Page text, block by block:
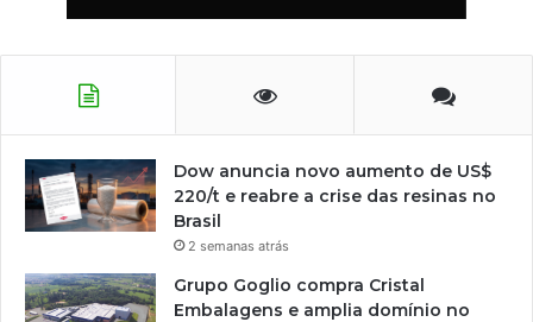
Dow anuncia novo aumento de US$
220/t e reabre a crise das resinas no
Brasil
2 semanas atrás
Grupo Goglio compra Cristal
Embalagens e amplia domínio no